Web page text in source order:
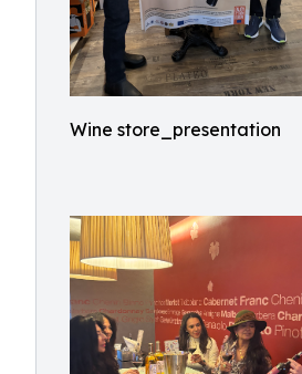
Wine store_presentation